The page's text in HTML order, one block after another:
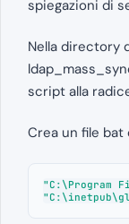
spiegazioni di
Nella directory
script alla
Crea un file
"C:\Program